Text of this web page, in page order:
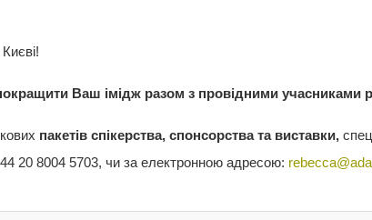
Ваш імідж разом з провідними учасниками
пакетів спікерства, спонсорства та виставки,
20 8004 5703, чи за електронною адресою: